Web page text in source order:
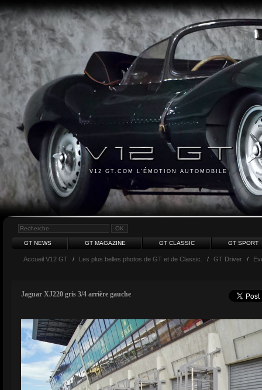
V12 GT.COM L'ÉMOTION AUTOMOBILE
GT NEWS GT MAGAZINE GT CLASSIC GT SPORT
Accueil V12 GT / Les plus belles photos de GT et de Classic. / GT Driver /
Jaguar XJ220 gris 3/4 arrière gauche